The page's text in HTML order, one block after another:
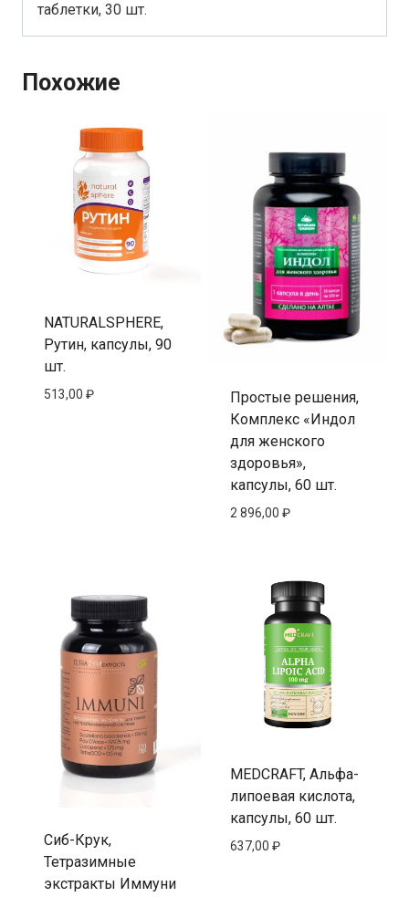
таблетки, 30 шт.
Похожие
NATURALSPHERE,
Рутин, капсулы, 90
шт.
513,00 ₽
Простые решения,
Комплекс «Индол
для женского
здоровья»,
капсулы, 60 шт.
2 896,00 ₽
Сиб-Крук,
Тетразимные
экстракты Иммуни
MEDCRAFT, Альфа-
липоевая кислота,
капсулы, 60 шт.
637,00 ₽